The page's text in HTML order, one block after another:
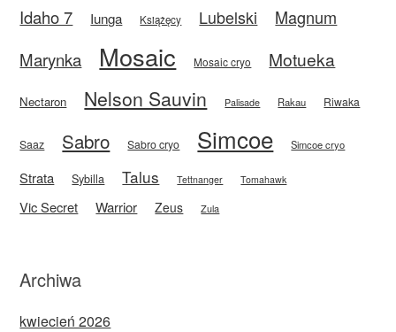
Idaho 7 Iunga Książęcy Lubelski
Magnum
Marynka
Mosaic Mosaic cryo Motueka
Nectaron Nelson Sauvin Palisade Rakau Riwaka
Saaz Sabro Sabro cryo Simcoe Simcoe cryo
Strata Sybilla Talus Tettnanger Tomahawk
Vic Secret Warrior Zeus Zula
Archiwa
kwiecień 2026